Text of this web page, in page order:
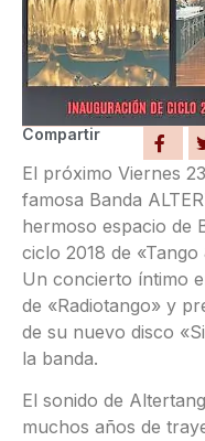
Compartir
El próximo Viernes
famosa Banda
hermoso espacio de
ciclo 2018 de
Un concierto íntimo
de «Radiotango» y
de su nuevo disco
la banda.
El sonido de
muchos años de